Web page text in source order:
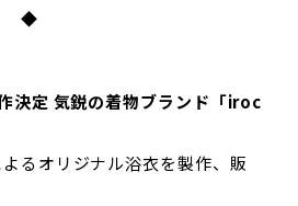
決定 気鋭の着物ブランド「iroc
るオリジナル浴衣を製作、販